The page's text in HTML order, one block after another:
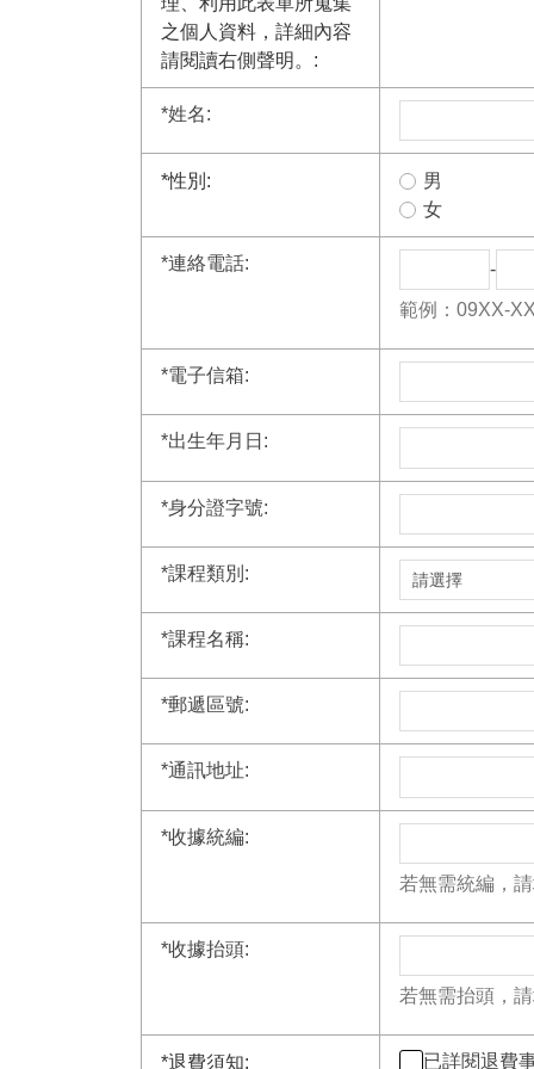
之個人資料，詳細內容
請閱讀右側聲明。:
*姓名:
*性別:
男
女
*連絡電話: -
範例：09XX-
*電子信箱:
*出生年月日:
*身分證字號:
*課程類別:
*課程名稱:
*郵遞區號:
*通訊地址:
*收據統編:
若無需統編，請
*收據抬頭:
若無需抬頭，請
*退費須知: 已詳閱退費